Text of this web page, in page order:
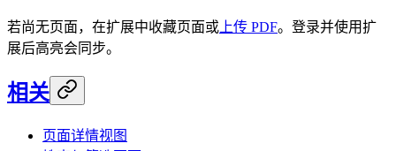
若尚无页面，在扩展中收藏页面或 上传 PDF。登录并使用扩
展后高亮会同步。
相关
页面详情视图